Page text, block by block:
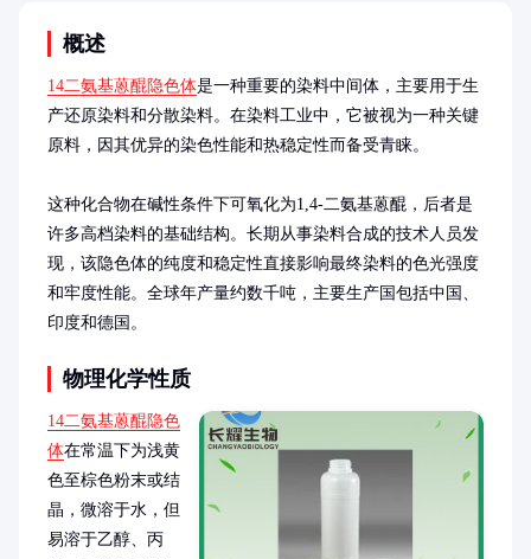
概述
14二氨基蒽醌隐色体是一种重要的染料中间体，主要用于生
产还原染料和分散染料。在染料工业中，它被视为一种关键
原料，因其优异的染色性能和热稳定性而备受青睐。
这种化合物在碱性条件下可氧化为1,4-二氨基蒽醌，后者是
许多高档染料的基础结构。长期从事染料合成的技术人员发
现，该隐色体的纯度和稳定性直接影响最终染料的色光强度
和牢度性能。全球年产量约数千吨，主要生产国包括中国、
印度和德国。
物理化学性质
14二氨基蒽醌隐色
体在常温下为浅黄
色至棕色粉末或结
晶，微溶于水，但
易溶于乙醇、丙